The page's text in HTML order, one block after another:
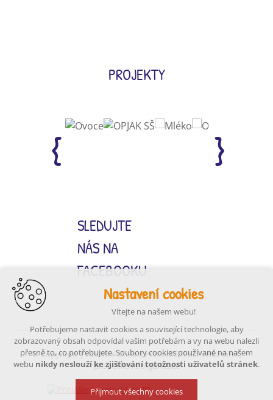
PROJEKTY
SLEDUJTE
NÁS NA
FACEBOOKU
© Copyright | Základní škola a Praktická škola Velká Bíteš,
příspěvková organizace
Nastavení cookies
Vítejte na našem webu!
Potřebujeme nastavit cookies a související technologie, aby
zobrazovaný obsah odpovídal vašim potřebám a vy na webu nalezli
přesně to, co potřebujete. Soubory cookies používané na našem
webu nikdy neslouží ke zjišťování totožnosti uživatelů stránek.
Přijmout všechny cookies